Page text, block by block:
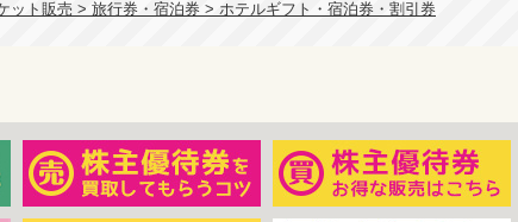
ット販売 > 旅行券・宿泊券 > ホテルギフト・宿泊券・割引券